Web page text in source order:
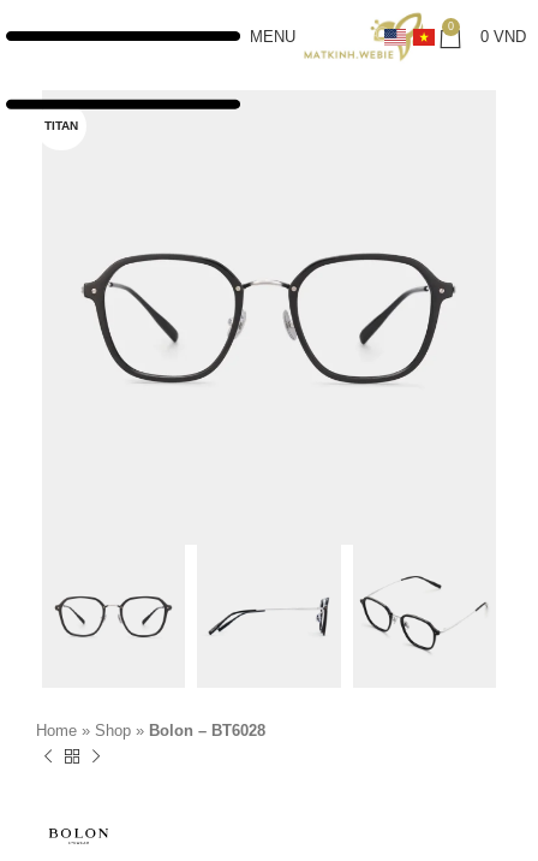
MENU
0
0 VND
TITAN
Home » Shop » Bolon – BT6028